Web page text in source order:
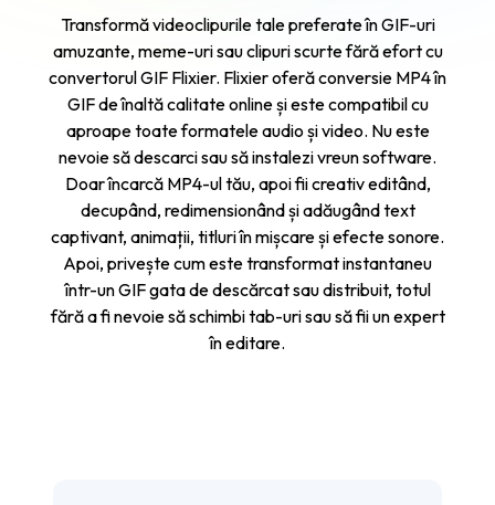
Transformă videoclipurile tale preferate în GIF-uri
amuzante, meme-uri sau clipuri scurte fără efort cu
convertorul GIF Flixier. Flixier oferă conversie MP4 în
GIF de înaltă calitate online și este compatibil cu
aproape toate formatele audio și video. Nu este
nevoie să descarci sau să instalezi vreun software.
Doar încarcă MP4-ul tău, apoi fii creativ editând,
decupând, redimensionând și adăugând text
captivant, animații, titluri în mișcare și efecte sonore.
Apoi, privește cum este transformat instantaneu
într-un GIF gata de descărcat sau distribuit, totul
fără a fi nevoie să schimbi tab-uri sau să fii un expert
în editare.